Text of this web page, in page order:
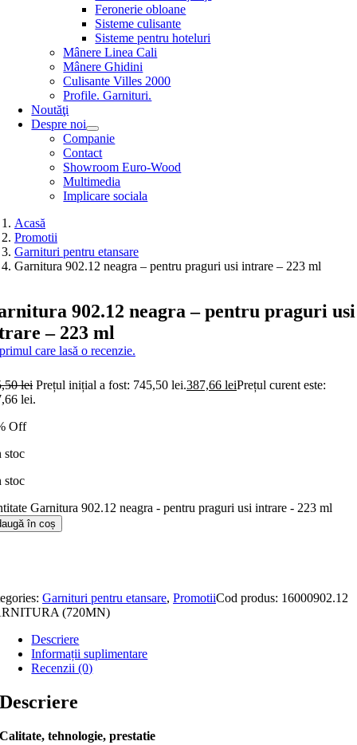
Feronerie obloane
Sisteme culisante
Sisteme pentru hoteluri
Mânere Linea Cali
Mânere Ghidini
Culisante Villes 2000
Profile. Garnituri.
Noutăţi
Despre noi
Companie
Contact
Showroom Euro-Wood
Multimedia
Implicare sociala
Acasă
Promotii
Garnituri pentru etansare
Garnitura 902.12 neagra – pentru praguri usi intrare – 223 ml
902.12 neagra – pentru praguri usi
– 223 ml
care lasă o recenzie.
lei Prețul inițial a fost: 745,50 lei.387,66 leiPrețul curent este:
lei.
Off
stoc
stoc
Garnitura 902.12 neagra - pentru praguri usi intrare - 223 ml
în coș
Garnituri pentru etansare, PromotiiCod produs: 16000902.12
(720MN)
Descriere
Informații suplimentare
Recenzii (0)
Descriere
Calitate, tehnologie, prestatie